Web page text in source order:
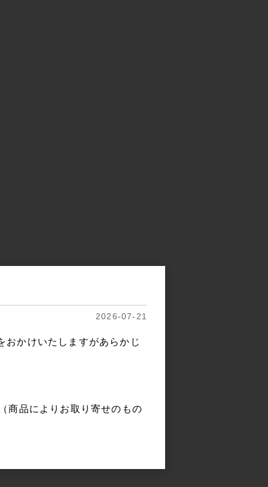
2026-07-21
おかけいたしますがあらかじ
商品によりお取り寄せのもの